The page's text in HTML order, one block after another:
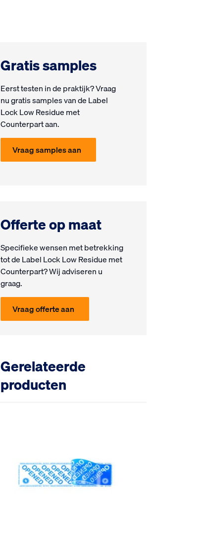
Gratis samples
Eerst testen in de prak­tijk? Vraag
nu gra­tis samples van de Label
Lock Low Residue met
Counterpart aan.
Vraag samples aan
Offerte op maat
Specifieke wensen met be­trek­king
tot de Label Lock Low Residue met
Counterpart? Wij ad­vi­seren u
graag.
Vraag offerte aan
Gerelateerde
producten